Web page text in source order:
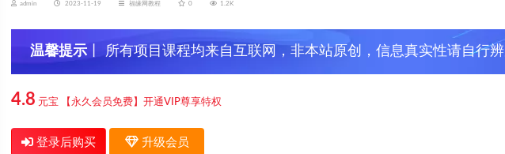
admin 2023-11-19 福缘网教程 0 1.2K
温馨提示 丨 所有项目课程均来自互联网，非本站原创，信息真实性请自行
信，谨防上当受骗！
4.8 元宝 【永久会员免费】开通VIP尊享特权
登录后购买 升级会员